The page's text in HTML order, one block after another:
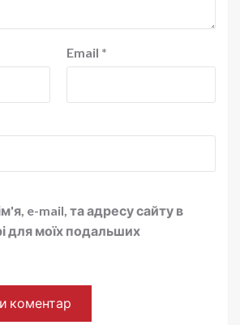
Email *
e-mail, та адресу сайту в
для моїх подальших